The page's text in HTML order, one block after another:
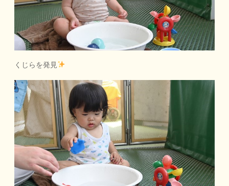
くじらを発見